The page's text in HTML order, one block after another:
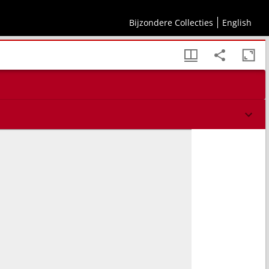
Bijzondere Collecties English
descriptio tam in solido q[uam] plano, eis etiam insertis que Ptholomeo ignota a